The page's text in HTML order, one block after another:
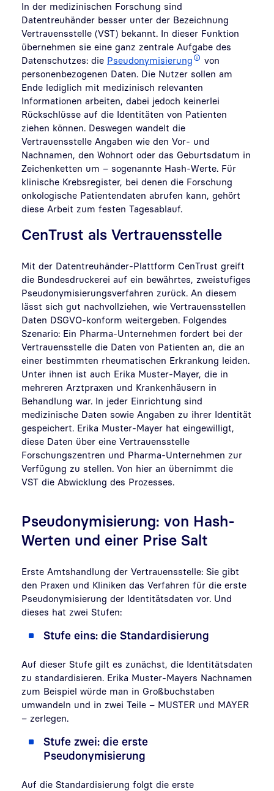
In der medizinischen Forschung sind
Datentreuhänder besser unter der Bezeichnung
Vertrauensstelle (VST) bekannt. In dieser Funktion
übernehmen sie eine ganz zentrale Aufgabe des
Datenschutzes: die Pseudonymisierung
von
personenbezogenen Daten. Die Nutzer sollen am
Ende lediglich mit medizinisch relevanten
Informationen arbeiten, dabei jedoch keinerlei
Rückschlüsse auf die Identitäten von Patienten
ziehen können. Deswegen wandelt die
Vertrauensstelle Angaben wie den Vor- und
Nachnamen, den Wohnort oder das Geburtsdatum in
Zeichenketten um – sogenannte Hash-Werte. Für
klinische Krebsregister, bei denen die Forschung
onkologische Patientendaten abrufen kann, gehört
diese Arbeit zum festen Tagesablauf.
CenTrust als Vertrauensstelle
Mit der Datentreuhänder-Plattform CenTrust greift
die Bundesdruckerei auf ein bewährtes, zweistufiges
Pseudonymisierungsverfahren zurück. An diesem
lässt sich gut nachvollziehen, wie Vertrauensstellen
Daten DSGVO-konform weitergeben. Folgendes
Szenario: Ein Pharma-Unternehmen fordert bei der
Vertrauensstelle die Daten von Patienten an, die an
einer bestimmten rheumatischen Erkrankung leiden.
Unter ihnen ist auch Erika Muster-Mayer, die in
mehreren Arztpraxen und Krankenhäusern in
Behandlung war. In jeder Einrichtung sind
medizinische Daten sowie Angaben zu ihrer Identität
gespeichert. Erika Muster-Mayer hat eingewilligt,
diese Daten über eine Vertrauensstelle
Forschungszentren und Pharma-Unternehmen zur
Verfügung zu stellen. Von hier an übernimmt die
VST die Abwicklung des Prozesses.
Pseudonymisierung: von Hash-
Werten und einer Prise Salt
Erste Amtshandlung der Vertrauensstelle: Sie gibt
den Praxen und Kliniken das Verfahren für die erste
Pseudonymisierung der Identitätsdaten vor. Und
dieses hat zwei Stufen:
Stufe eins: die Standardisierung
Auf dieser Stufe gilt es zunächst, die Identitätsdaten
zu standardisieren. Erika Muster-Mayers Nachnamen
zum Beispiel würde man in Großbuchstaben
umwandeln und in zwei Teile – MUSTER und MAYER
– zerlegen.
Stufe zwei: die erste
Pseudonymisierung
Auf die Standardisierung folgt die erste